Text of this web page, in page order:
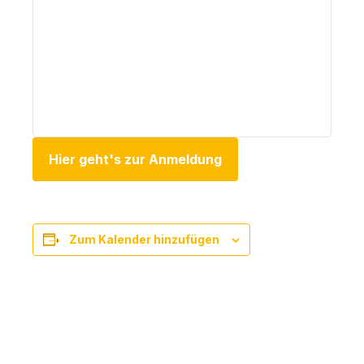
Hier geht's zur Anmeldung
Zum Kalender hinzufügen